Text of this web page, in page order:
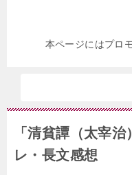
本ページにはプロ
「清貧譚（太宰
レ・長文感想